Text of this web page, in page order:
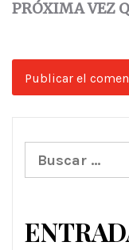
PRÓXIMA VEZ
Buscar: